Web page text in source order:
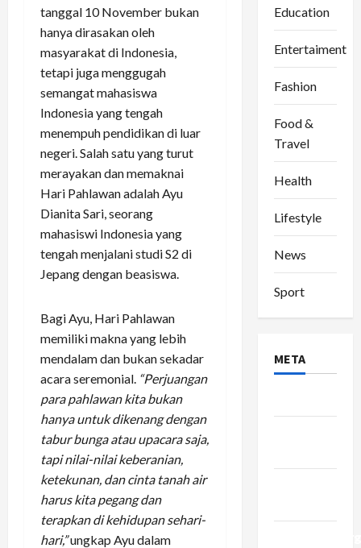
tanggal 10 November bukan
hanya dirasakan oleh
masyarakat di Indonesia,
tetapi juga menggugah
semangat mahasiswa
Indonesia yang tengah
menempuh pendidikan di luar
negeri. Salah satu yang turut
merayakan dan memaknai
Hari Pahlawan adalah Ayu
Dianita Sari, seorang
mahasiswi Indonesia yang
tengah menjalani studi S2 di
Jepang dengan beasiswa.
Bagi Ayu, Hari Pahlawan
memiliki makna yang lebih
mendalam dan bukan sekadar
acara seremonial. “Perjuangan
para pahlawan kita bukan
hanya untuk dikenang dengan
tabur bunga atau upacara saja,
tapi nilai-nilai keberanian,
ketekunan, dan cinta tanah air
harus kita pegang dan
terapkan di kehidupan sehari-
hari,”ungkap Ayu dalam
Education
Entertaiment
Fashion
Food &
Travel
Health
Lifestyle
News
Sport
META